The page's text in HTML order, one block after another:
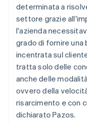
determinata a
settore grazie
l'azienda
grado di fornire
incentrata sul
tratta solo delle
anche delle
ovvero della
risarcimento e con
dichiarato Pazos.